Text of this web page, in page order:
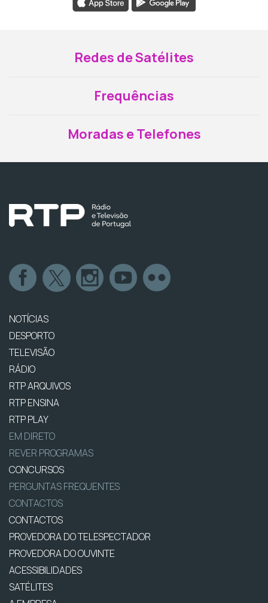
Redes de Satélites
Frequências
Moradas e Telefones
NOTÍCIAS
DESPORTO
TELEVISÃO
RÁDIO
RTP ARQUIVOS
RTP ENSINA
RTP PLAY
EM DIRETO
REVER PROGRAMAS
CONCURSOS
PERGUNTAS FREQUENTES
CONTACTOS
CONTACTOS
PROVEDORA DO TELESPECTADOR
PROVEDORA DO OUVINTE
ACESSIBILIDADES
SATÉLITES